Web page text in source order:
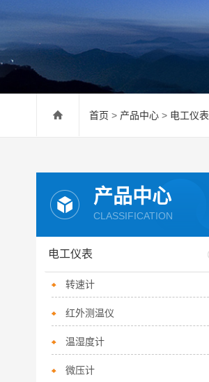
首页 > 产品中心 > 电工仪表
产品中心
CLASSIFICATION
电工仪表
转速计
红外测温仪
温湿度计
微压计